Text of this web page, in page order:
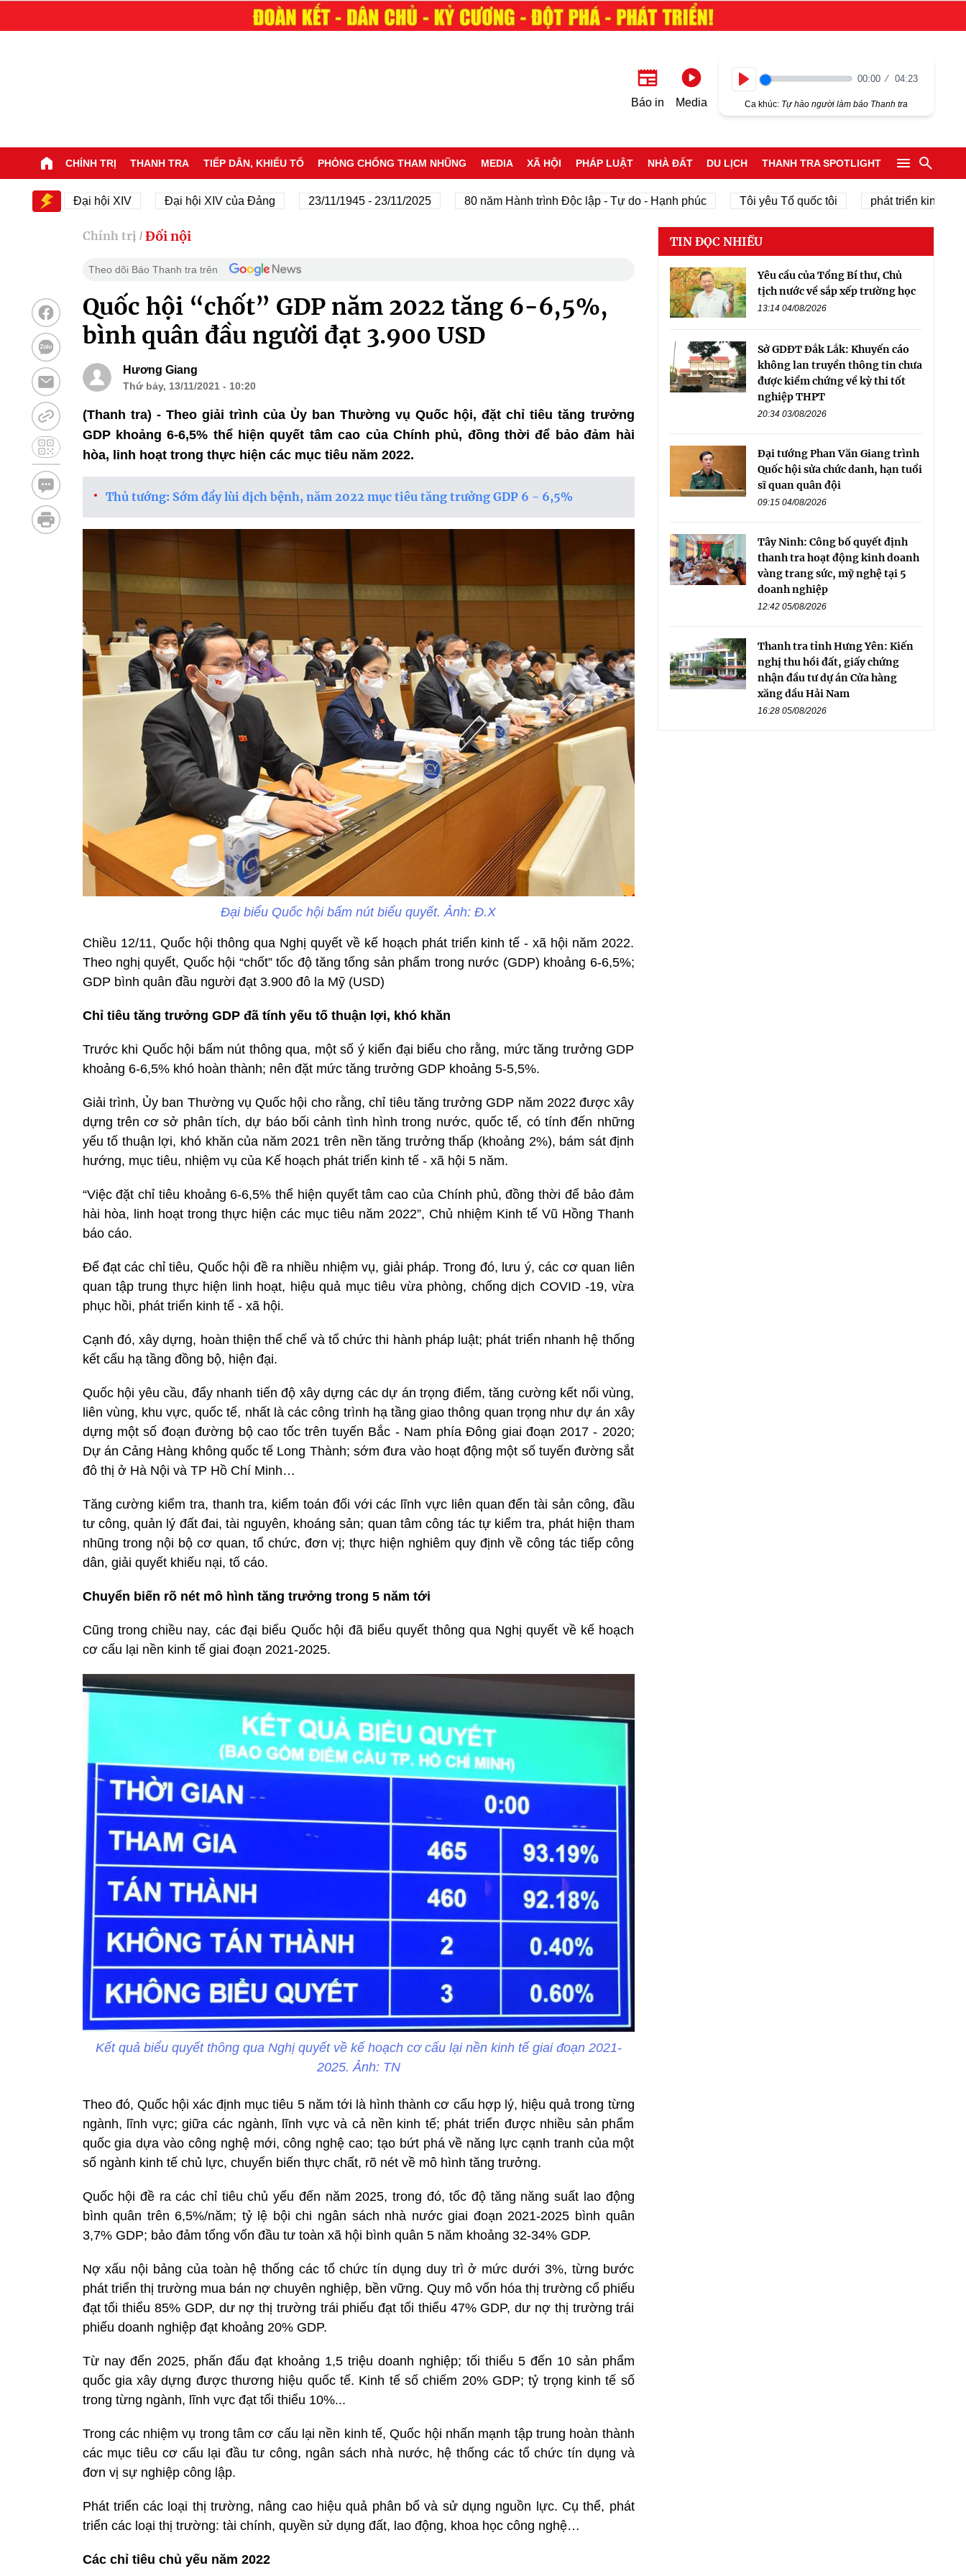
Báo in Media
00:00 04:23
Ca khúc: Tự hào người làm báo Thanh tra
CHÍNH TRỊ THANH TRA TIẾP DÂN, KHIẾU TỐ PHÒNG CHỐNG THAM NHŨNG MEDIA XÃ HỘI PHÁP LUẬT NHÀ ĐẤT DU LỊCH THANH TRA SPOTLIGHT
Đại hội XIV Đại hội XIV của Đảng 23/11/1945 - 23/11/2025 80 năm Hành trình Độc lập - Tự do - Hạnh phúc Tôi yêu Tổ quốc tôi phát triển kinh tế tư
Chính trị / Đối nội
Theo dõi Báo Thanh tra trên
Quốc hội “chốt” GDP năm 2022 tăng 6-6,5%,
bình quân đầu người đạt 3.900 USD
Hương Giang
Thứ bảy, 13/11/2021 - 10:20
(Thanh tra) - Theo giải trình của Ủy ban Thường vụ Quốc hội, đặt chỉ tiêu tăng trưởng
GDP khoảng 6-6,5% thể hiện quyết tâm cao của Chính phủ, đồng thời để bảo đảm hài
hòa, linh hoạt trong thực hiện các mục tiêu năm 2022.
Thủ tướng: Sớm đẩy lùi dịch bệnh, năm 2022 mục tiêu tăng trưởng GDP 6 - 6,5%
Đại biểu Quốc hội bấm nút biểu quyết. Ảnh: Đ.X
Chiều 12/11, Quốc hội thông qua Nghị quyết về kế hoạch phát triển kinh tế - xã hội năm 2022.
Theo nghị quyết, Quốc hội “chốt” tốc độ tăng tổng sản phẩm trong nước (GDP) khoảng 6-6,5%;
GDP bình quân đầu người đạt 3.900 đô la Mỹ (USD)
Chỉ tiêu tăng trưởng GDP đã tính yếu tố thuận lợi, khó khăn
Trước khi Quốc hội bấm nút thông qua, một số ý kiến đại biểu cho rằng, mức tăng trưởng GDP
khoảng 6-6,5% khó hoàn thành; nên đặt mức tăng trưởng GDP khoảng 5-5,5%.
Giải trình, Ủy ban Thường vụ Quốc hội cho rằng, chỉ tiêu tăng trưởng GDP năm 2022 được xây
dựng trên cơ sở phân tích, dự báo bối cảnh tình hình trong nước, quốc tế, có tính đến những
yếu tố thuận lợi, khó khăn của năm 2021 trên nền tăng trưởng thấp (khoảng 2%), bám sát định
hướng, mục tiêu, nhiệm vụ của Kế hoạch phát triển kinh tế - xã hội 5 năm.
“Việc đặt chỉ tiêu khoảng 6-6,5% thể hiện quyết tâm cao của Chính phủ, đồng thời để bảo đảm
hài hòa, linh hoạt trong thực hiện các mục tiêu năm 2022”, Chủ nhiệm Kinh tế Vũ Hồng Thanh
báo cáo.
Để đạt các chỉ tiêu, Quốc hội đề ra nhiều nhiệm vụ, giải pháp. Trong đó, lưu ý, các cơ quan liên
quan tập trung thực hiện linh hoạt, hiệu quả mục tiêu vừa phòng, chống dịch COVID -19, vừa
phục hồi, phát triển kinh tế - xã hội.
Cạnh đó, xây dựng, hoàn thiện thể chế và tổ chức thi hành pháp luật; phát triển nhanh hệ thống
kết cấu hạ tầng đồng bộ, hiện đại.
Quốc hội yêu cầu, đẩy nhanh tiến độ xây dựng các dự án trọng điểm, tăng cường kết nối vùng,
liên vùng, khu vực, quốc tế, nhất là các công trình hạ tầng giao thông quan trọng như dự án xây
dựng một số đoạn đường bộ cao tốc trên tuyến Bắc - Nam phía Đông giai đoạn 2017 - 2020;
Dự án Cảng Hàng không quốc tế Long Thành; sớm đưa vào hoạt động một số tuyến đường sắt
đô thị ở Hà Nội và TP Hồ Chí Minh…
Tăng cường kiểm tra, thanh tra, kiểm toán đối với các lĩnh vực liên quan đến tài sản công, đầu
tư công, quản lý đất đai, tài nguyên, khoáng sản; quan tâm công tác tự kiểm tra, phát hiện tham
nhũng trong nội bộ cơ quan, tổ chức, đơn vị; thực hiện nghiêm quy định về công tác tiếp công
dân, giải quyết khiếu nại, tố cáo.
Chuyển biến rõ nét mô hình tăng trưởng trong 5 năm tới
Cũng trong chiều nay, các đại biểu Quốc hội đã biểu quyết thông qua Nghị quyết về kế hoạch
cơ cấu lại nền kinh tế giai đoạn 2021-2025.
Kết quả biểu quyết thông qua Nghị quyết về kế hoạch cơ cấu lại nền kinh tế giai đoạn 2021-
2025. Ảnh: TN
Theo đó, Quốc hội xác định mục tiêu 5 năm tới là hình thành cơ cấu hợp lý, hiệu quả trong từng
ngành, lĩnh vực; giữa các ngành, lĩnh vực và cả nền kinh tế; phát triển được nhiều sản phẩm
quốc gia dựa vào công nghệ mới, công nghệ cao; tạo bứt phá về năng lực cạnh tranh của một
số ngành kinh tế chủ lực, chuyển biến thực chất, rõ nét về mô hình tăng trưởng.
Quốc hội đề ra các chỉ tiêu chủ yếu đến năm 2025, trong đó, tốc độ tăng năng suất lao động
bình quân trên 6,5%/năm; tỷ lệ bội chi ngân sách nhà nước giai đoạn 2021-2025 bình quân
3,7% GDP; bảo đảm tổng vốn đầu tư toàn xã hội bình quân 5 năm khoảng 32-34% GDP.
Nợ xấu nội bảng của toàn hệ thống các tổ chức tín dụng duy trì ở mức dưới 3%, từng bước
phát triển thị trường mua bán nợ chuyên nghiệp, bền vững. Quy mô vốn hóa thị trường cổ phiếu
đạt tối thiểu 85% GDP, dư nợ thị trường trái phiếu đạt tối thiểu 47% GDP, dư nợ thị trường trái
phiếu doanh nghiệp đạt khoảng 20% GDP.
Từ nay đến 2025, phấn đấu đạt khoảng 1,5 triệu doanh nghiệp; tối thiểu 5 đến 10 sản phẩm
quốc gia xây dựng được thương hiệu quốc tế. Kinh tế số chiếm 20% GDP; tỷ trọng kinh tế số
trong từng ngành, lĩnh vực đạt tối thiểu 10%...
Trong các nhiệm vụ trong tâm cơ cấu lại nền kinh tế, Quốc hội nhấn mạnh tập trung hoàn thành
các mục tiêu cơ cấu lại đầu tư công, ngân sách nhà nước, hệ thống các tổ chức tín dụng và
đơn vị sự nghiệp công lập.
Phát triển các loại thị trường, nâng cao hiệu quả phân bổ và sử dụng nguồn lực. Cụ thể, phát
triển các loại thị trường: tài chính, quyền sử dụng đất, lao động, khoa học công nghệ…
Các chỉ tiêu chủ yếu năm 2022
TIN ĐỌC NHIỀU
Yêu cầu của Tổng Bí thư, Chủ
tịch nước về sắp xếp trường học
13:14 04/08/2026
Sở GDĐT Đắk Lắk: Khuyến cáo
không lan truyền thông tin chưa
được kiểm chứng về kỳ thi tốt
nghiệp THPT
20:34 03/08/2026
Đại tướng Phan Văn Giang trình
Quốc hội sửa chức danh, hạn tuổi
sĩ quan quân đội
09:15 04/08/2026
Tây Ninh: Công bố quyết định
thanh tra hoạt động kinh doanh
vàng trang sức, mỹ nghệ tại 5
doanh nghiệp
12:42 05/08/2026
Thanh tra tỉnh Hưng Yên: Kiến
nghị thu hồi đất, giấy chứng
nhận đầu tư dự án Cửa hàng
xăng dầu Hải Nam
16:28 05/08/2026